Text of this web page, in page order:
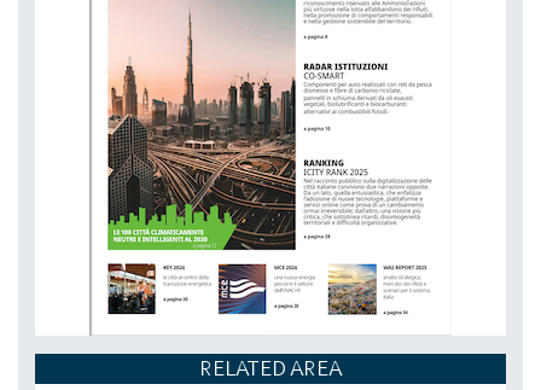
RELATED AREA